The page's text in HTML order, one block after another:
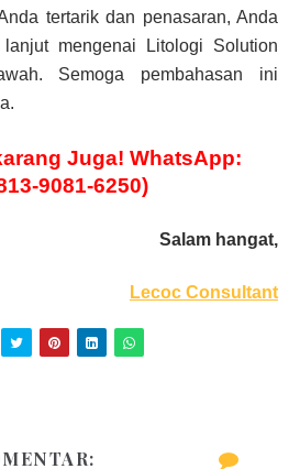
tertarik dan penasaran, Anda
mengenai Litologi Solution
Semoga pembahasan ini
Juga! WhatsApp:
9081-6250)
Salam hangat,
Lecoc Consultant